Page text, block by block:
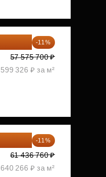
-11%
57 575 700 ₽
599 326 ₽ за м²
-11%
61 436 760 ₽
640 266 ₽ за м²